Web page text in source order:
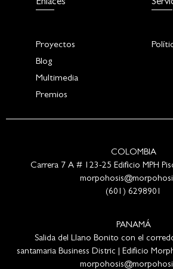
Enlaces
Proyectos
Blog
Multimedia
Premios
COLOMBIA
Carrera 7 A # 123-25 Edificio MPH
(601) 6298901
PANAMÁ
Salida del Llano Bonito con el
santamaria Business Distric | Edificio